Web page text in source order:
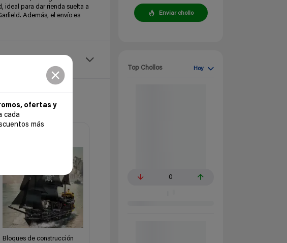
ofertas y
cada
más
ideal para dar rienda suelta a
Además, el envío es
Bloques de construcción
Enviar chollo
Top Chollos Hoy
0